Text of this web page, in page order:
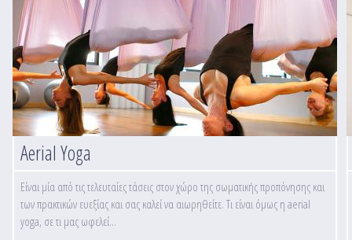
Aerial Yoga
Είναι μία από τις τελευταίες τάσεις στον χώρο της σωματικής προπόνησης και
των πρακτικών ευεξίας και σας καλεί να αιωρηθείτε. Τι είναι όμως η aerial
yoga, σε τι μας ωφελεί...